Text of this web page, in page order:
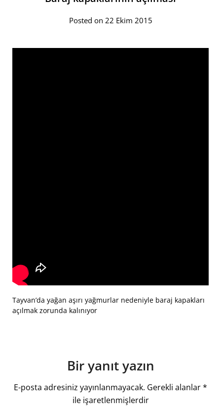
Posted on 22 Ekim 2015
Tayvan’da yağan aşırı yağmurlar nedeniyle baraj kapakları
açılmak zorunda kalınıyor
Bir yanıt yazın
E-posta adresiniz yayınlanmayacak. Gerekli alanlar*
ile işaretlenmişlerdir